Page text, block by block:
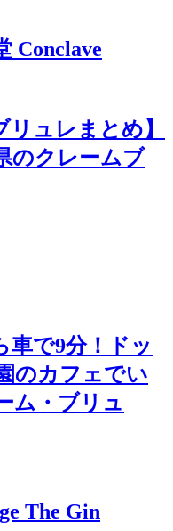
Conclave
リュレまとめ】
のクレームブ
車で9分！ドッ
のカフェでい
ム・ブリュ
The Gin